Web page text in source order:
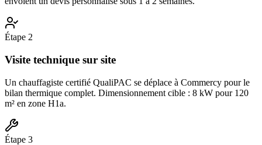
Étape 2
Visite technique sur site
Un chauffagiste certifié QualiPAC se déplace à Commercy pour le
bilan thermique complet. Dimensionnement cible : 8 kW pour 120
m² en zone H1a.
Étape 3